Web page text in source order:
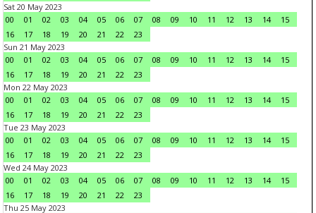
Sat 20 May 2023
00
01 02 03 04 05 06 07 08 09 10 11 12 13 14
15
16
17 18 19 20 21 22
23
Sun 21 May 2023
00
01 02 03 04 05 06 07 08 09 10 11 12 13 14
15
16
17 18 19 20 21 22
23
Mon 22 May 2023
00
01 02 03 04 05 06 07 08 09 10 11 12 13 14
15
16
17 18 19 20 21 22
23
Tue 23 May 2023
00
01 02 03 04 05 06 07 08 09 10 11 12 13 14
15
16
17 18 19 20 21 22
23
Wed 24 May 2023
00
01 02 03 04 05 06 07 08 09 10 11 12 13 14
15
16
17 18 19 20 21 22
23
Thu 25 May 2023